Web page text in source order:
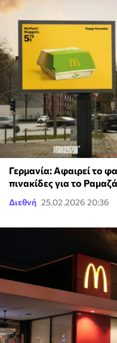
Γερμανία: Αφαιρεί το
πινακίδες για το
Διεθνή 25.02.2026 20:36